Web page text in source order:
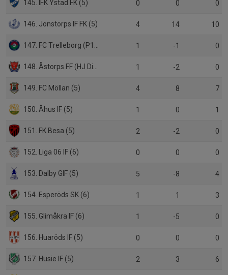
145. IFK Ystad FK (5) 0 0 0
146. Jonstorps IF FK (5) 4 14 10
147. FC Trelleborg (P19) 1 -1 0
148. Åstorps FF (HJ Div.1) 1 -2 0
149. FC Möllan (5) 4 8 7
150. Åhus IF (5) 1 0 1
151. FK Besa (5) 2 -2 0
152. Liga 06 IF (6) 0 0 0
153. Dalby GIF (5) 5 -8 4
154. Esperöds SK (6) 1 1 3
155. Glimåkra IF (6) 1 -5 0
156. Huaröds IF (5) 0 0 0
157. Husie IF (5) 2 3 6